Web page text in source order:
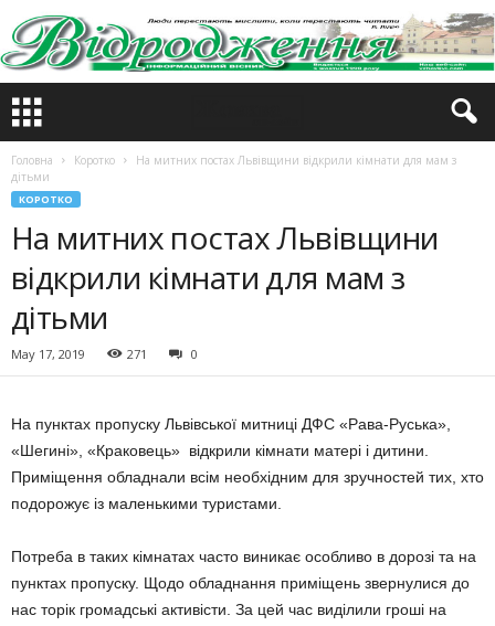
Головна Коротко
На митних постах Львівщини відкрили кімнати для мам з
дітьми
КОРОТКО
На митних постах Львівщини
відкрили кімнати для мам з
дітьми
May 17, 2019 271 0
На пунктах пропуску Львівської митниці ДФС «Рава-Руська»,
«Шегині», «Краковець» відкрили кімнати матері і дитини.
Приміщення обладнали всім необхідним для зручностей тих, хто
подорожує із маленькими туристами.
Потреба в таких кімнатах часто виникає особливо в дорозі та на
пунктах пропуску. Щодо обладнання приміщень звернулися до
нас торік громадські активісти. За цей час виділили гроші на